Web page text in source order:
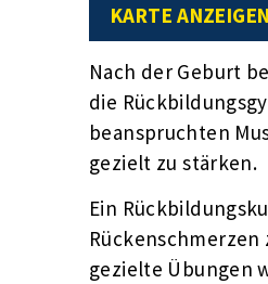
KARTE ANZEIGEN
Nach der Geburt
die
beanspruchten
gezielt zu stärken.
Ein
gezielte Übungen